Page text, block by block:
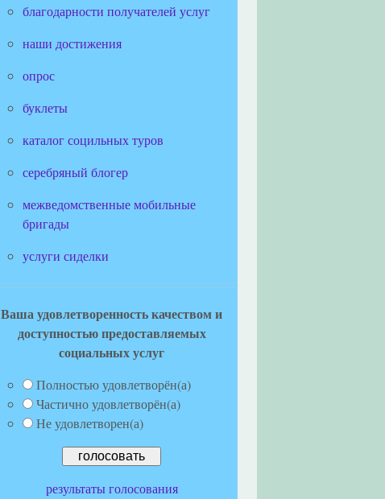
благодарности получателей услуг
наши достижения
опрос
буклеты
каталог социльных туров
серебряный блогер
межведомственные мобильные
бригады
услуги сиделки
Ваша удовлетворенность качеством и
доступностью предоставляемых
социальных услуг
Полностью удовлетворён(а)
Частично удовлетворён(а)
Не удовлетворен(а)
результаты голосования